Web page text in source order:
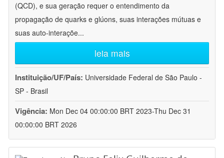
(QCD), e sua geração requer o entendimento da
propagação de quarks e glúons, suas interações mútuas e
suas auto-interaçõe...
leia mais
Instituição/UF/País: Universidade Federal de São Paulo -
SP - Brasil
Vigência: Mon Dec 04 00:00:00 BRT 2023-Thu Dec 31
00:00:00 BRT 2026